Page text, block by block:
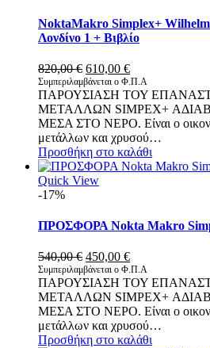
NoktaMakro Simplex+
Λονδίνο 1 + Βιβλίο
820,00€ Original
price
was:
820,00 €.
610,00 €Η
τρέχουσα
τιμή
είναι:
610,00 €.
Συμπεριλαμβάνεται ο Φ.Π.Α
ΠΑΡΟΥΣΙΑΣΗ ΤΟΥ
ΜΕΤΑΛΛΩΝ SIMPEX+
ΜΕΣΑ ΣΤΟ ΝΕΡΟ. Είναι ο
μετάλλων και χρυσού…
Προσθήκη στο καλάθι
Quick View
-17%
ΠΡΟΣΦΟΡΑ Nokta Makro
540,00€ Original
price
was:
540,00 €.
450,00 €Η
τρέχουσα
τιμή
είναι:
450,00 €.
Συμπεριλαμβάνεται ο Φ.Π.Α
ΠΑΡΟΥΣΙΑΣΗ ΤΟΥ
ΜΕΤΑΛΛΩΝ SIMPEX+
ΜΕΣΑ ΣΤΟ ΝΕΡΟ. Είναι ο
μετάλλων και χρυσού…
Προσθήκη στο καλάθι